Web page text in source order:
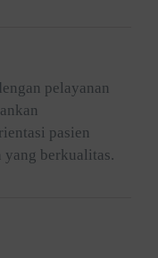
pelayanan
pasien
yang berkualitas.